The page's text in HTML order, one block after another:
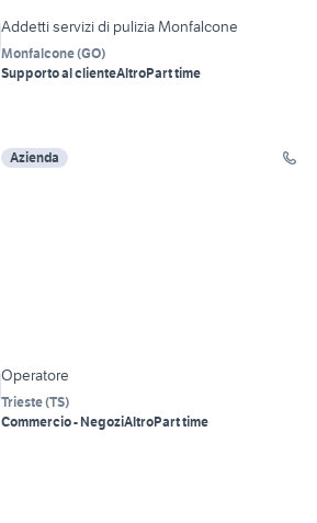
Addetti servizi di pulizia Monfalcone
Monfalcone(GO)
Supporto al clienteAltroPart time
Azienda
Operatore
Trieste(TS)
Commercio - NegoziAltroPart time